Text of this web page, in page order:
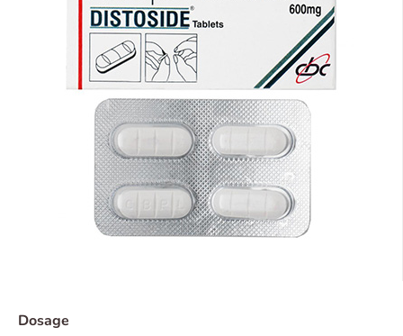
Dosage